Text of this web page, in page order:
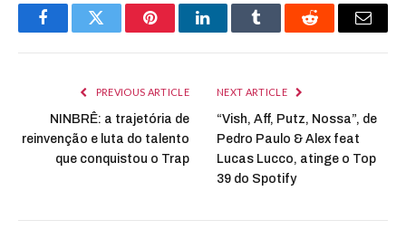
FacebookTwitter PinterestLinkedInTumblr Reddit Email
PREVIOUS ARTICLE
NINBRÊ: a trajetória de
reinvenção e luta do talento
que conquistou o Trap
NEXT ARTICLE
“Vish, Aff, Putz, Nossa”, de
Pedro Paulo & Alex feat
Lucas Lucco, atinge o Top
39 do Spotify